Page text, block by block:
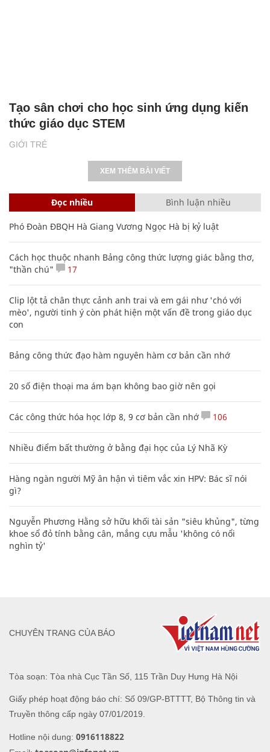
GIỚI TRẺ
Tạo sân chơi cho học sinh ứng dụng kiến
thức giáo dục STEM
XEM THÊM BÀI VIẾT
Đọc nhiều Bình luận nhiều
Phó Đoàn ĐBQH Hà Giang Vương Ngọc Hà bị kỷ luật
Cách học thuộc nhanh Bảng công thức lượng giác bằng thơ,
"thần chú"
17
Clip lột tả chân thực cảnh anh trai và em gái như 'chó với
mèo', người tinh ý còn phát hiện một vấn đề trong giáo dục
con
Bảng công thức đạo hàm nguyên hàm cơ bản cần nhớ
20 số điện thoại ma ám bạn không bao giờ nên gọi
Các công thức hóa học lớp 8, 9 cơ bản cần nhớ 106
Nhiều điểm bất thường ở bằng đại học của Lý Nhã Kỳ
Hàng ngàn người Mỹ ân hận vì tiêm vắc xin HPV: Bác sĩ nói
gì?
Nguyễn Phương Hằng sở hữu khối tài sản "siêu khủng", từng
khoe sổ đỏ tính bằng cân, mắng cựu mẫu 'không có nổi
nghìn tỷ'
Tòa soạn: Tòa nhà Cục Tần Số, 115 Trần Duy Hưng Hà Nội
Giấy phép hoạt động báo chí: Số 09/GP-BTTTT, Bộ Thông tin và
Truyền thông cấp ngày 07/01/2019.
Hotline nội dung: 0916118822
CHUYÊN TRANG CỦA BÁO